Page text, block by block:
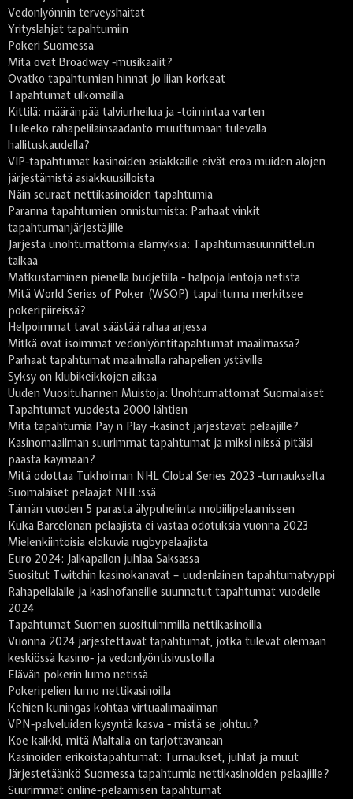
Vedonlyönnin terveyshaitat
Yrityslahjat tapahtumiin
Pokeri Suomessa
Mitä ovat Broadway -musikaalit?
Ovatko tapahtumien hinnat jo liian korkeat
Tapahtumat ulkomailla
Kittilä: määränpää talviurheilua ja -toimintaa varten
Tuleeko rahapelilainsäädäntö muuttumaan tulevalla
hallituskaudella?
VIP-tapahtumat kasinoiden asiakkaille eivät eroa muiden alojen
järjestämistä asiakkuusilloista
Näin seuraat nettikasinoiden tapahtumia
Paranna tapahtumien onnistumista: Parhaat vinkit
tapahtumanjärjestäjille
Järjestä unohtumattomia elämyksiä: Tapahtumasuunnittelun
taikaa
Matkustaminen pienellä budjetilla - halpoja lentoja netistä
Mitä World Series of Poker (WSOP) tapahtuma merkitsee
pokeripiireissä?
Helpoimmat tavat säästää rahaa arjessa
Mitkä ovat isoimmat vedonlyöntitapahtumat maailmassa?
Parhaat tapahtumat maailmalla rahapelien ystäville
Syksy on klubikeikkojen aikaa
Uuden Vuosituhannen Muistoja: Unohtumattomat Suomalaiset
Tapahtumat vuodesta 2000 lähtien
Mitä tapahtumia Pay n Play -kasinot järjestävät pelaajille?
Kasinomaailman suurimmat tapahtumat ja miksi niissä pitäisi
päästä käymään?
Mitä odottaa Tukholman NHL Global Series 2023 -turnaukselta
Suomalaiset pelaajat NHL:ssä
Tämän vuoden 5 parasta älypuhelinta mobiilipelaamiseen
Kuka Barcelonan pelaajista ei vastaa odotuksia vuonna 2023
Mielenkiintoisia elokuvia rugbypelaajista
Euro 2024: Jalkapallon juhlaa Saksassa
Suositut Twitchin kasinokanavat – uudenlainen tapahtumatyyppi
Rahapelialalle ja kasinofaneille suunnatut tapahtumat vuodelle
2024
Tapahtumat Suomen suosituimmilla nettikasinoilla
Vuonna 2024 järjestettävät tapahtumat, jotka tulevat olemaan
keskiössä kasino- ja vedonlyöntisivustoilla
Elävän pokerin lumo netissä
Pokeripelien lumo nettikasinoilla
Kehien kuningas kohtaa virtuaalimaailman
VPN-palveluiden kysyntä kasva - mistä se johtuu?
Koe kaikki, mitä Maltalla on tarjottavanaan
Kasinoiden erikoistapahtumat: Turnaukset, juhlat ja muut
Järjestetäänkö Suomessa tapahtumia nettikasinoiden pelaajille?
Suurimmat online-pelaamisen tapahtumat